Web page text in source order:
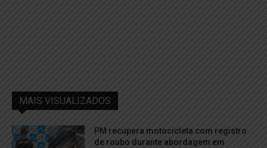
MAIS VISUALIZADOS
PM recupera motocicleta com registro
de roubo durante abordagem em